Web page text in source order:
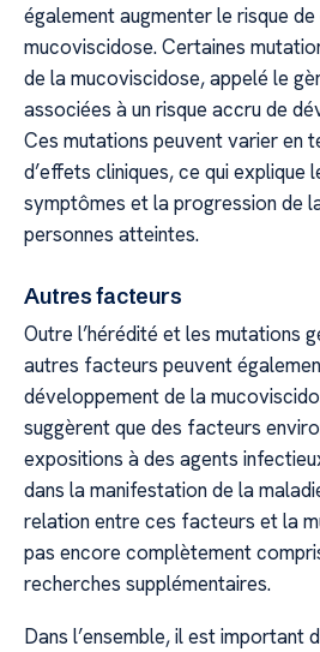
également augmenter le risque
mucoviscidose. Certaines
de la mucoviscidose, appelé le
associées à un risque accru de
Ces mutations peuvent varier en
d’effets cliniques, ce qui explique
symptômes et la progression de
personnes atteintes.
Autres facteurs
Outre l’hérédité et les mutations
autres facteurs peuvent
développement de la
suggèrent que des facteurs
expositions à des agents
dans la manifestation de la
relation entre ces facteurs et la
pas encore complètement
recherches supplémentaires.
Dans l’ensemble, il est important